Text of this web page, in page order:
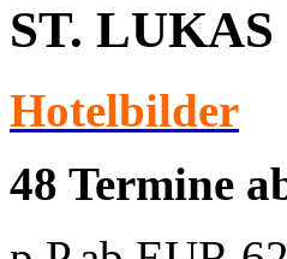
ST.
Hotelbilder
48 Termine